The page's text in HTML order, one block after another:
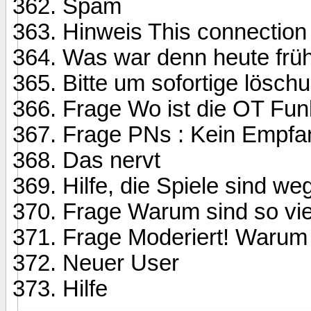
Spam
Hinweis This
Was war denn heute
Bitte um sofortige
Frage Wo ist die OT
Frage PNs : Kein
Das nervt
Hilfe, die Spiele sind
Frage Warum sind so
Frage Moderiert!
Neuer User
Hilfe